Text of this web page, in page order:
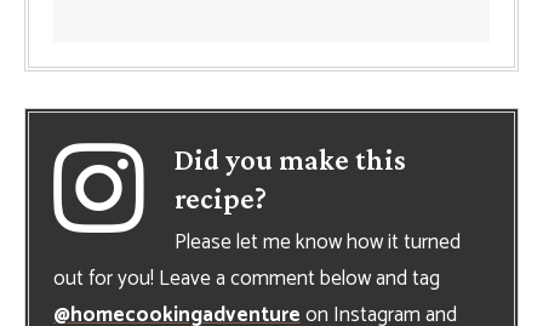
Did you make this
recipe?
Please let me know how it turned
out for you! Leave a comment below and tag
@homecookingadventureon Instagram and